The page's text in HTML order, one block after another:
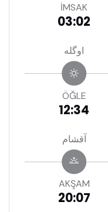
İMSAK
03:02
اوگله
ÖĞLE
12:34
آقشام
AKŞAM
20:07